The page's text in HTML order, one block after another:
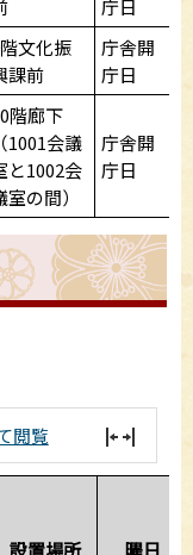
庁日
文化振
課前
庁舎開
庁日
階廊下
（1001会議
と1002会
室の間）
庁舎開
庁日
閲覧
設置場所 曜日